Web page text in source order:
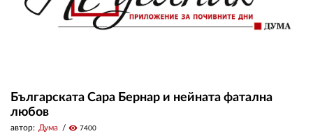
Българската Сара Бернар и нейната фатална
любов
автор: Дума visibility 7400